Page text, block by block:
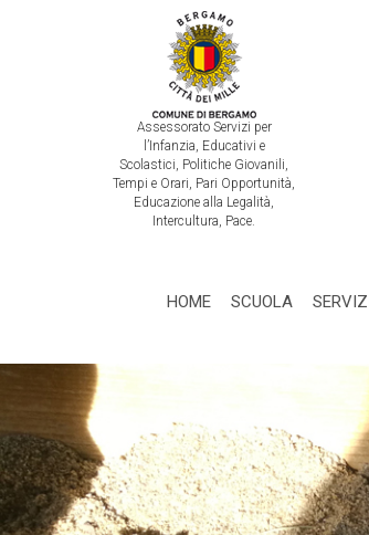
Assessorato Servizi per
l’Infanzia, Educativi e
Scolastici, Politiche Giovanili,
Tempi e Orari, Pari Opportunità,
Educazione alla Legalità,
Intercultura, Pace.
HOME SCUOLA